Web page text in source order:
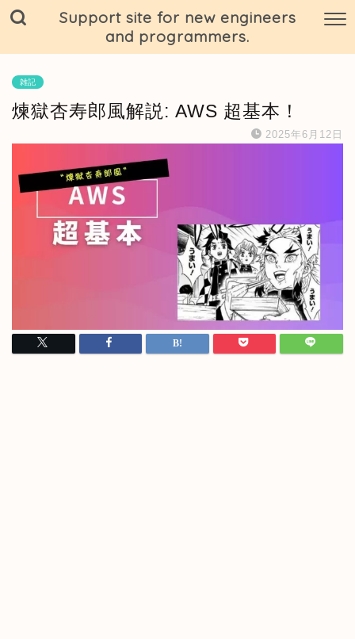
Support site for new engineers
and programmers.
雑記
煉獄杏寿郎風解説: AWS 超基本！
2025年6月12日